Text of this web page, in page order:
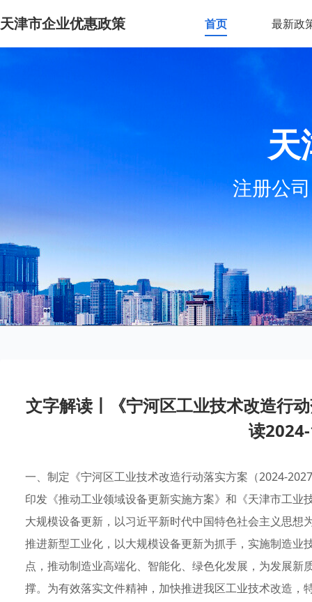
天津市企业优惠政策 首页 最新政
天
注册公
文字解读丨《宁河区工业技术改造行
读
一、制定《宁河区工业技术改造行动落实方案（2024-
印发《推动工业领域设备更新实施方案》和《天津市工
大规模设备更新，以习近平新时代中国特色社会主义思
推进新型工业化，以大规模设备更新为抓手，实施制造
点，推动制造业高端化、智能化、绿色化发展，为发展
撑。为有效落实文件精神，加快推进我区工业技术改造